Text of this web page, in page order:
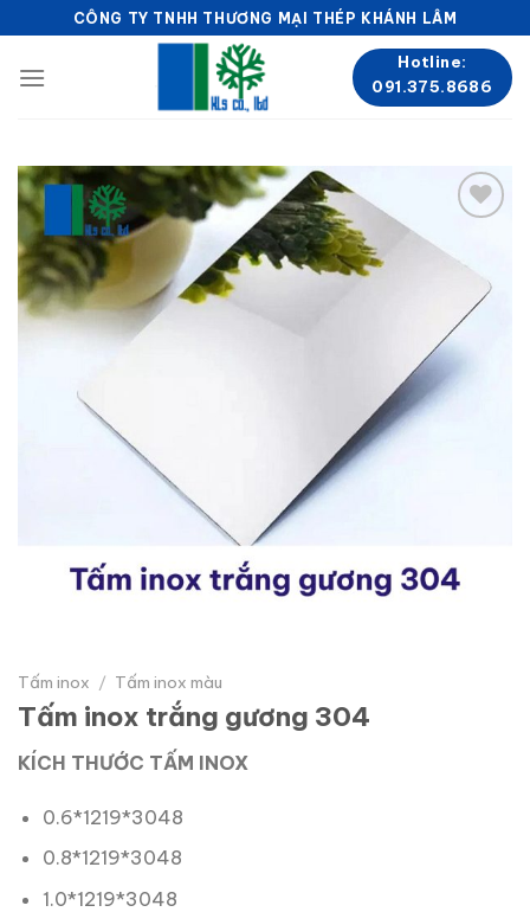
to
content
CÔNG TY TNHH THƯƠNG MẠI THÉP KHÁNH LÂM
Hotline:
091.375.8686
wishlist
Tấm inox / Tấm inox màu
Tấm inox trắng gương 304
KÍCH THƯỚC TẤM INOX
0.6*1219*3048
0.8*1219*3048
1.0*1219*3048